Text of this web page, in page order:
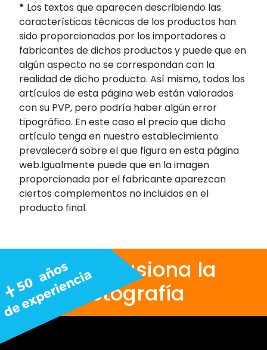
* Los textos que aparecen describiendo las
características técnicas de los productos han
sido proporcionados por los importadores o
fabricantes de dichos productos y puede que en
algún aspecto no se correspondan con la
realidad de dicho producto. Así mismo, todos los
artículos de esta página web están valorados
con su PVP, pero podría haber algún error
tipográfico. En este caso el precio que dicho
artículo tenga en nuestro establecimiento
prevalecerá sobre el que figura en esta página
web.Igualmente puede que en la imagen
proporcionada por el fabricante aparezcan
ciertos complementos no incluidos en el
producto final.
Nos apasiona la
fotografía